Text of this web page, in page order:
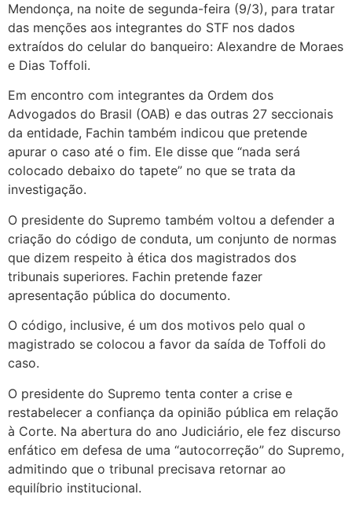
Mendonça, na noite de segunda-feira (9/3), para tratar
das menções aos integrantes do STF nos dados
extraídos do celular do banqueiro: Alexandre de Moraes
e Dias Toffoli.
Em encontro com integrantes da Ordem dos
Advogados do Brasil (OAB) e das outras 27 seccionais
da entidade, Fachin também indicou que pretende
apurar o caso até o fim. Ele disse que “nada será
colocado debaixo do tapete” no que se trata da
investigação.
O presidente do Supremo também voltou a defender a
criação do código de conduta, um conjunto de normas
que dizem respeito à ética dos magistrados dos
tribunais superiores. Fachin pretende fazer
apresentação pública do documento.
O código, inclusive, é um dos motivos pelo qual o
magistrado se colocou a favor da saída de Toffoli do
caso.
O presidente do Supremo tenta conter a crise e
restabelecer a confiança da opinião pública em relação
à Corte. Na abertura do ano Judiciário, ele fez discurso
enfático em defesa de uma “autocorreção” do Supremo,
admitindo que o tribunal precisava retornar ao
equilíbrio institucional.